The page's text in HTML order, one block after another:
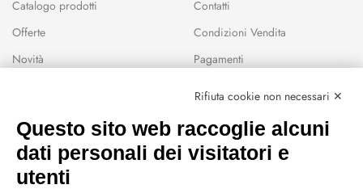
Catalogo prodotti
Offerte
Novità
Wishlist
Contatti
Condizioni Vendita
Pagamenti
CEP GREEN
Rifiuta cookie non necessari ✕
Questo sito web raccoglie alcuni
dati personali dei visitatori e
utenti